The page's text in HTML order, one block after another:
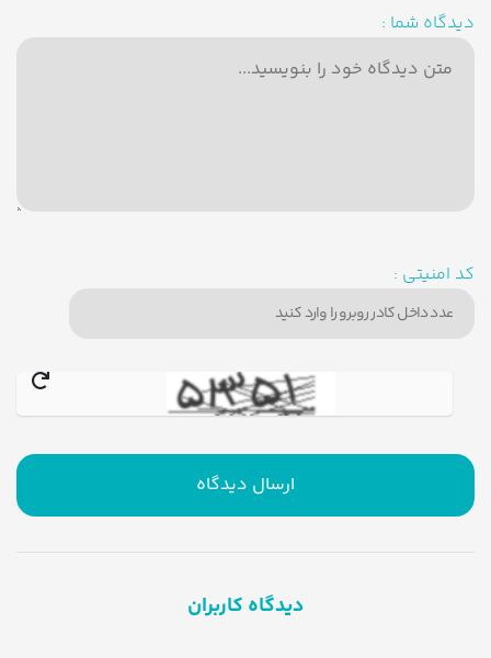
دیدگاه شما :
کد امنیتی :
ارسال دیدگاه
دیدگاه کاربران